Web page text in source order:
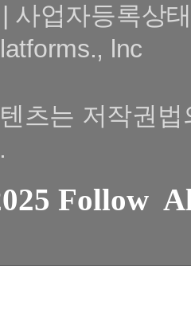
사업자등록상
lnc
츠는 저작권
Follow